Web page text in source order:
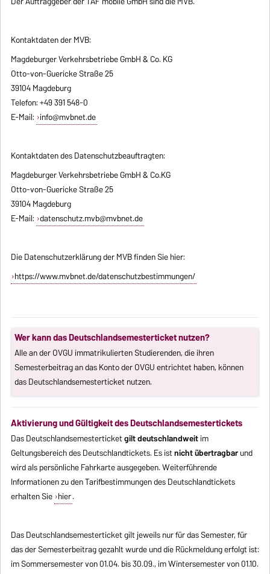
Kontaktdaten der MVB:
Magdeburger Verkehrsbetriebe GmbH & Co. KG
Otto-von-Guericke Straße 25
39104 Magdeburg
Telefon: +49 391 548-0
E-Mail: info@mvbnet.de
Kontaktdaten des Datenschutzbeauftragten:
Magdeburger Verkehrsbetriebe GmbH & Co.KG
Otto-von-Guericke Straße 25
39104 Magdeburg
E-Mail: datenschutz.mvb@mvbnet.de
Die Datenschutzerklärung der MVB finden Sie hier:
https://www.mvbnet.de/datenschutzbestimmungen/
Wer kann das Deutschlandsemesterticket nutzen?
Alle an der OVGU immatrikulierten Studierenden, die ihren
Semesterbeitrag an das Konto der OVGU entrichtet haben, können
das Deutschlandsemesterticket nutzen.
Aktivierung und Gültigkeit des Deutschlandsemestertickets
Das Deutschlandsemesterticketgilt deutschlandweitim
Geltungsbereich des Deutschlandtickets. Es istnicht übertragbarund
wird als persönliche Fahrkarte ausgegeben. Weiterführende
Informationen zu den Tarifbestimmungen des Deutschlandtickets
erhalten Sie hier.
Das Deutschlandsemesterticket gilt jeweils nur für das Semester, für
das der Semesterbeitrag gezahlt wurde und die Rückmeldung erfolgt ist:
im Sommersemester von 01.04. bis 30.09., im Wintersemester von 01.10.